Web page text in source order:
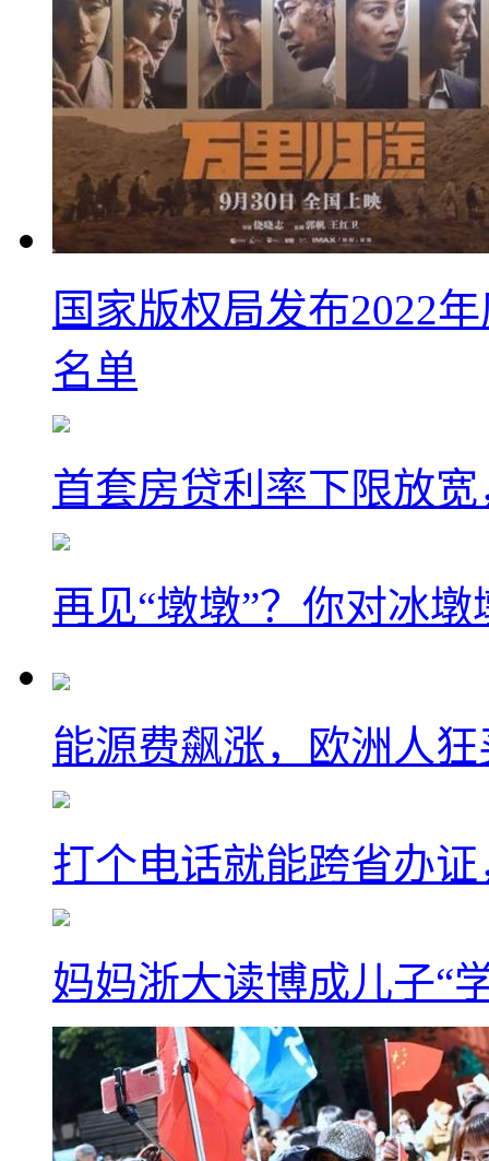
国家版权局发布2022
名单
首套房贷利率下限放
再见“墩墩”？你对冰
能源费飙涨，欧洲人
打个电话就能跨省办
妈妈浙大读博成儿子“